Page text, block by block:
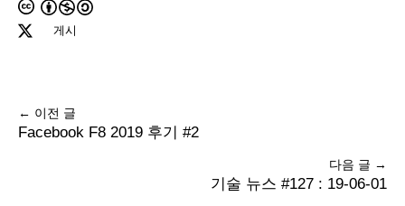
게시
← 이전 글
Facebook F8 2019 후기 #2
다음 글 →
기술 뉴스 #127 : 19-06-01